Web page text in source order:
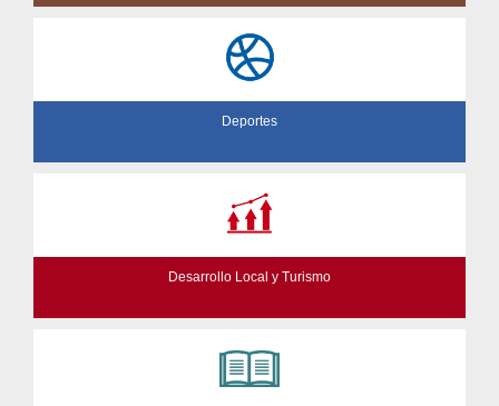
Deportes
Desarrollo Local y Turismo